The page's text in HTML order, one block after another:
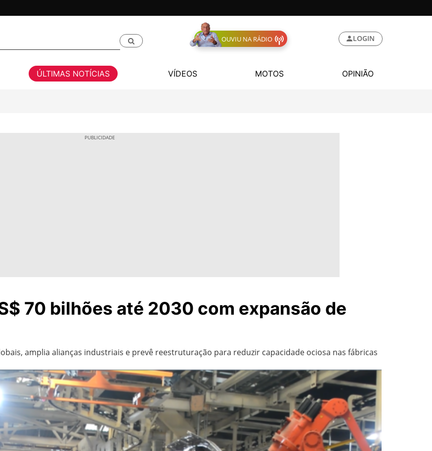
OUVIU NA RÁDIO LOGIN
ÚLTIMAS NOTÍCIAS VÍDEOS MOTOS OPINIÃO
70 bilhões até 2030 com expansão de
amplia alianças industriais e prevê reestruturação para reduzir capacidade ociosa nas fábricas